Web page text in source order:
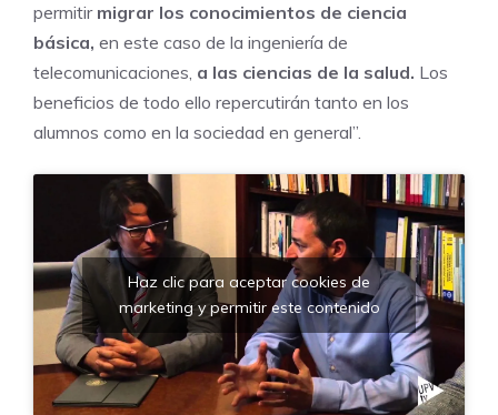
permitirmigrar los conocimientos de ciencia
básica, en este caso de la ingeniería de
telecomunicaciones, a las ciencias de la salud. Los
beneficios de todo ello repercutirán tanto en los
alumnos como en la sociedad en general”.
Haz clic para aceptar cookies de
marketing y permitir este contenido